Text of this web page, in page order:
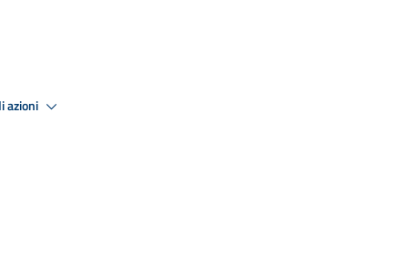
azioni